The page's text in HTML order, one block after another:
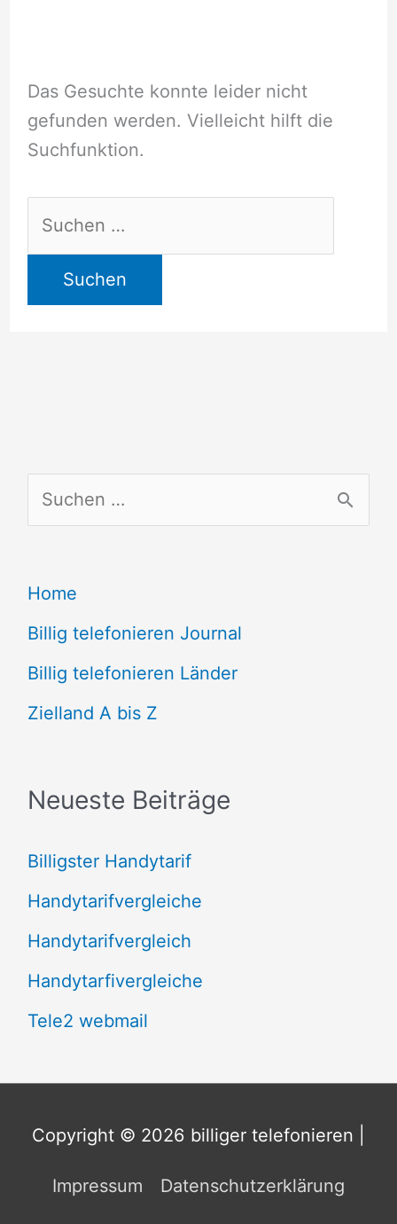
Das Gesuchte konnte leider nicht
gefunden werden. Vielleicht hilft die
Suchfunktion.
nach:
u
h
e
n
n
h
Home
Billig telefonieren Journal
Billig telefonieren Länder
Zielland A bis Z
Neueste Beiträge
Billigster Handytarif
Handytarifvergleiche
Handytarifvergleich
Handytarfivergleiche
Tele2 webmail
Copyright © 2026 billiger telefonieren
Impressum Datenschutzerklärung